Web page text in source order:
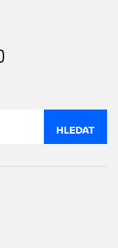
HLEDAT